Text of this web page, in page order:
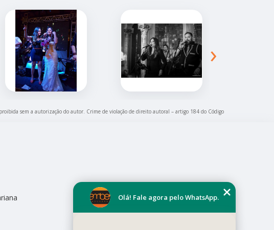
›
sem a autorização do autor. Crime de violação de direito autoral – artigo 184 do Código
Olá! Fale agora pelo WhatsApp.